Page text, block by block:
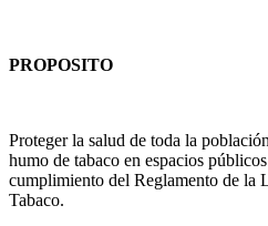
PROPOSITO
Proteger la salud de toda la
humo de tabaco en espacios
cumplimiento del Reglamento de la
Tabaco.